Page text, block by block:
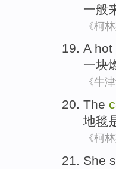
一般
《柯
A hot
一块
《牛
The
地毯
《柯
She